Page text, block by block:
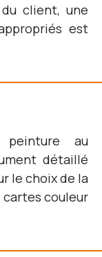
client, une
est
au
détaillé
le choix de la
couleur